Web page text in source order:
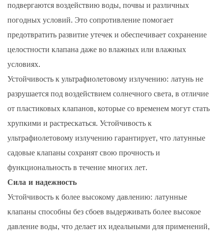
подвергаются воздействию воды, почвы и различных
погодных условий. Это сопротивление помогает
предотвратить развитие утечек и обеспечивает сохранение
целостности клапана даже во влажных или влажных
условиях.
Устойчивость к ультрафиолетовому излучению: латунь не
разрушается под воздействием солнечного света, в отличие
от пластиковых клапанов, которые со временем могут стать
хрупкими и растрескаться. Устойчивость к
ультрафиолетовому излучению гарантирует, что латунные
садовые клапаны сохранят свою прочность и
функциональность в течение многих лет.
Сила и надежность
Устойчивость к более высокому давлению: латунные
клапаны способны без сбоев выдерживать более высокое
давление воды, что делает их идеальными для применений,